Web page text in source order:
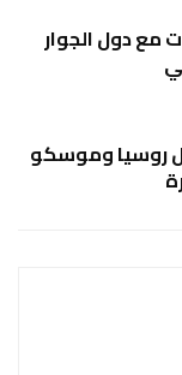
مع دول الجوار
روسيا وموسكو